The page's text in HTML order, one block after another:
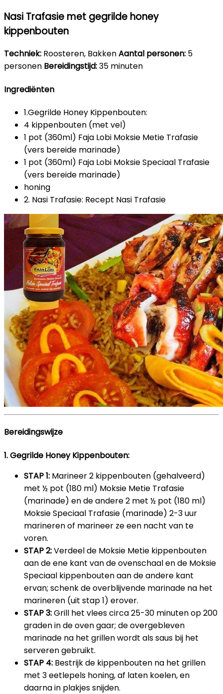
Nasi Trafasie met gegrilde honey
kippenbouten
Techniek: Roosteren, BakkenAantal personen: 5
personen Bereidingstijd:35 minuten
Ingrediënten
1.Gegrilde Honey Kippenbouten:
4 kippenbouten (met vel)
1 pot (360ml) Faja Lobi Moksie Metie Trafasie
(vers bereide marinade)
1 pot (360ml) Faja Lobi Moksie Speciaal Trafasie
(vers bereide marinade)
honing
2. Nasi Trafasie: Recept Nasi Trafasie
Bereidingswijze
1. Gegrilde Honey Kippenbouten:
STAP 1: Marineer 2 kippenbouten (gehalveerd)
met ½ pot (180 ml) Moksie Metie Trafasie
(marinade) en de andere 2 met ½ pot (180 ml)
Moksie Speciaal Trafasie (marinade) 2-3 uur
marineren of marineer ze een nacht van te
voren.
STAP 2:Verdeel de Moksie Metie kippenbouten
aan de ene kant van de ovenschaal en de Moksie
Speciaal kippenbouten aan de andere kant
ervan; schenk de overblijvende marinade na het
marineren (uit stap 1) erover.
STAP 3:Grill het vlees circa 25-30 minuten op 200
graden in de oven gaar; de overgebleven
marinade na het grillen wordt als saus bij het
serveren gebruikt.
STAP 4: Bestrijk de kippenbouten na het grillen
met 3 eetlepels honing, af laten koelen, en
daarna in plakjes snijden.